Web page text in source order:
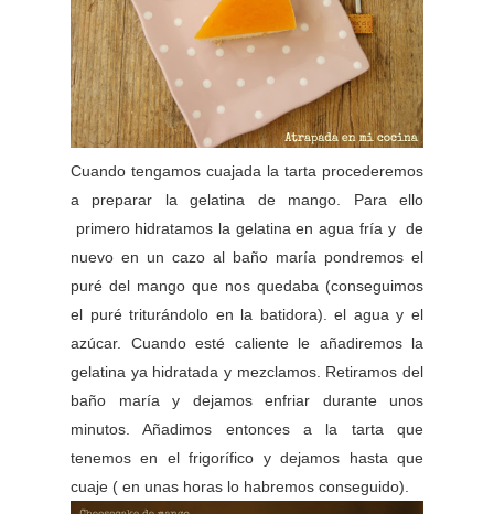
Cuando tengamos cuajada la tarta procederemos
a preparar la gelatina de mango. Para ello
primero hidratamos la gelatina en agua fría y de
nuevo en un cazo al baño maría pondremos el
puré del mango que nos quedaba (conseguimos
el puré triturándolo en la batidora). el agua y el
azúcar. Cuando esté caliente le añadiremos la
gelatina ya hidratada y mezclamos. Retiramos del
baño maría y dejamos enfriar durante unos
minutos. Añadimos entonces a la tarta que
tenemos en el frigorífico y dejamos hasta que
cuaje ( en unas horas lo habremos conseguido).